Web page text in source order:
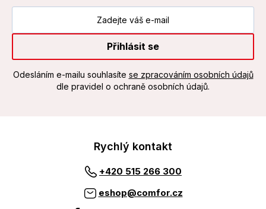
Přihlásit se
Odesláním e-mailu souhlasíte se zpracováním osobních údajů
dle pravidel o ochraně osobních údajů.
Rychlý kontakt
+420 515 266 300
eshop@comfor.cz